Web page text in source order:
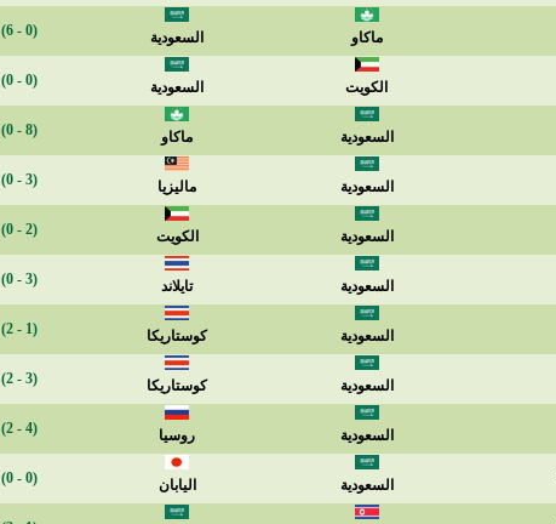
ماكاو السعودية (0 - 6)
الكويت السعودية (0 - 0)
السعودية ماكاو (8 - 0)
السعودية ماليزيا (3 - 0)
السعودية الكويت (2 - 0)
السعودية تايلاند (3 - 0)
السعودية كوستاريكا (1 - 2)
السعودية كوستاريكا (3 - 2)
السعودية روسيا (4 - 2)
السعودية اليابان (0 - 0)